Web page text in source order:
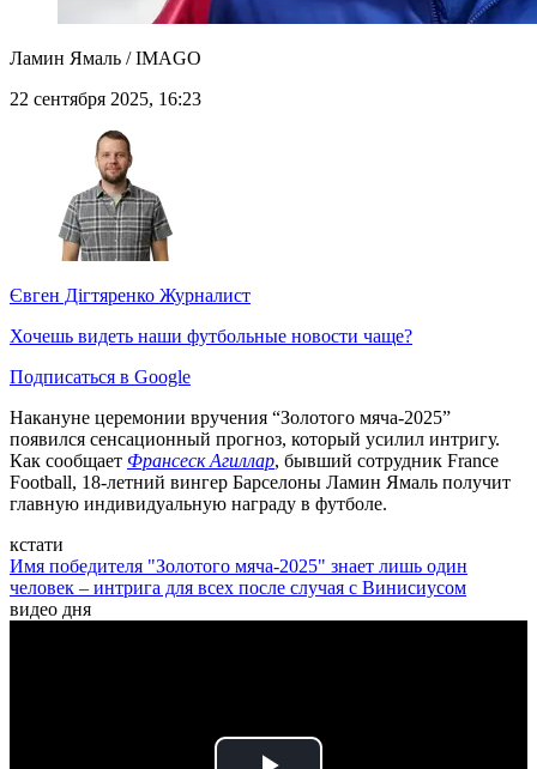
Ламин Ямаль / IMAGO
22 сентября 2025, 16:23
Євген Дігтяренко Журналист
Хочешь видеть наши футбольные новости чаще?
Подписаться в Google
Накануне церемонии вручения “Золотого мяча-2025”
появился сенсационный прогноз, который усилил интригу.
Как сообщает Франсеск Агиллар, бывший сотрудник France
Football, 18-летний вингер Барселоны Ламин Ямаль получит
главную индивидуальную награду в футболе.
кстати
Имя победителя "Золотого мяча-2025" знает лишь один
человек – интрига для всех после случая с Винисиусом
видео дня